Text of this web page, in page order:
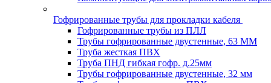
Гофрированные трубы для прокладки кабеля
Гофрированные трубы из ПЛЛ
Трубы гофрированные двустенные, 63 ММ
Труба жесткая ПВХ
Труба ПНД гибкая гофр. д.25мм
Трубы гофрированные двустенные, 32 мм